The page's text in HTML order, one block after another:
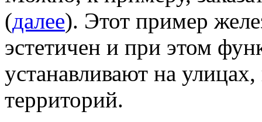
(далее). Этот пример
эстетичен и при этом
устанавливают на
территорий.